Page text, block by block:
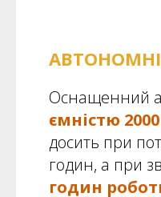
Оснащенний
ємністю
досить при
годин, а при
годин